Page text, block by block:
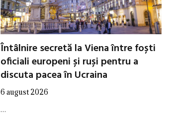
Întâlnire secretă la Viena între foști
oficiali europeni și ruși pentru a
discuta pacea în Ucraina
6 august 2026
…